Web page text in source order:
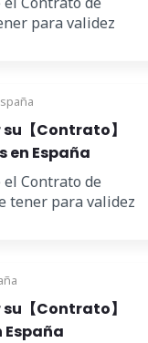
para validez
【Contrato】
en España
el Contrato de
tener para validez
【Contrato】